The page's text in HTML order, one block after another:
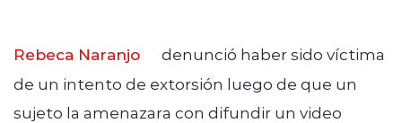
Rebeca Naranjo
denunció haber sido víctima
de un intento de extorsión luego de que un
sujeto la amenazara con difundir un video